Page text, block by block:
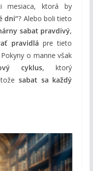
ktorá by
dni“? Alebo boli tieto
sabat pravdivý,
pravidlá pre tieto
o manne však
cyklus, ktorý
sabat sa každý